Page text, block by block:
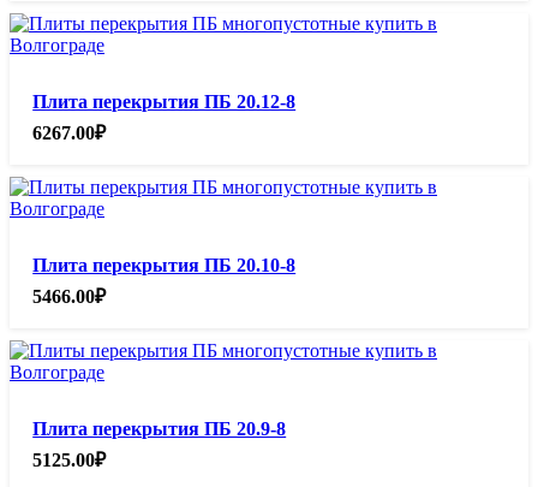
Плита перекрытия ПБ 20.12-8
6267.00₽
Плита перекрытия ПБ 20.10-8
5466.00₽
Плита перекрытия ПБ 20.9-8
5125.00₽